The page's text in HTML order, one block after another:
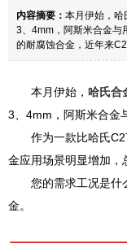
内容摘要： 本月伊始，哈
3、4mm，阿斯米合金与
的耐腐蚀合金，近年来
本月伊始， 哈氏合
3、4mm，阿斯米合金
作为一款比哈氏
金应用场景明显增加，
您的需求工况是什
金。